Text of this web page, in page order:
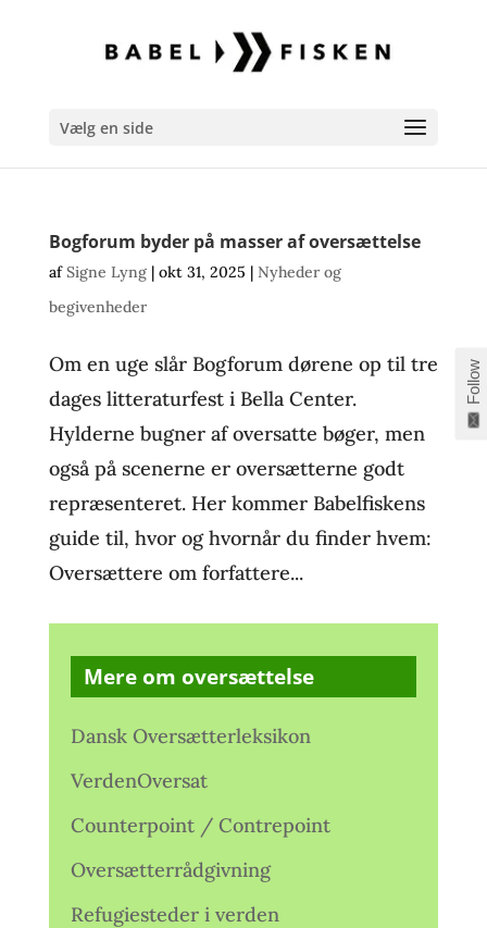
Vælg en side
Bogforum byder på masser af oversættelse
afSigne Lyng| okt 31, 2025 | Nyheder og
begivenheder
Om en uge slår Bogforum dørene op til tre
dages litteraturfest i Bella Center.
Hylderne bugner af oversatte bøger, men
også på scenerne er oversætterne godt
repræsenteret. Her kommer Babelfiskens
guide til, hvor og hvornår du finder hvem:
Oversættere om forfattere...
Mere om oversættelse
Dansk Oversætterleksikon
VerdenOversat
Counterpoint / Contrepoint
Oversætterrådgivning
Refugiesteder i verden
Follow